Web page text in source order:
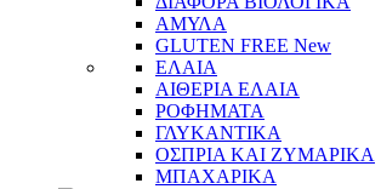
ΑΜΥΛΑ
GLUTEN FREE New
ΕΛΑΙΑ
ΑΙΘΕΡΙΑ ΕΛΑΙΑ
ΡΟΦΗΜΑΤΑ
ΓΛΥΚΑΝΤΙΚΑ
ΟΣΠΡΙΑ ΚΑΙ ΖΥΜΑΡΙΚΑ
ΜΠΑΧΑΡΙΚΑ